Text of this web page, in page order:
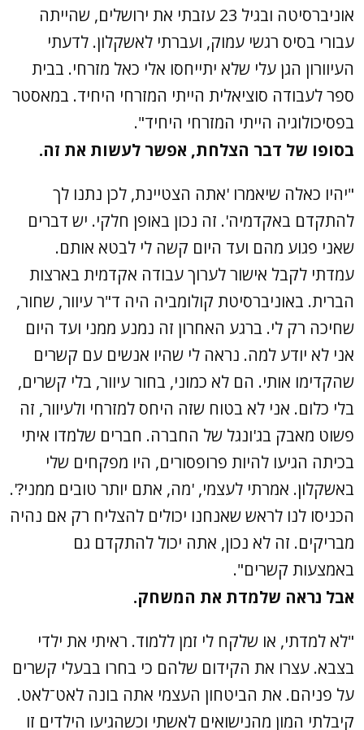
אוניברסיטה ובגיל 23 עזבתי את ירושלים, שהייתה
עבורי בסיס רגשי עמוק, ועברתי לאשקלון. לדעתי
העיוורון הגן עלי שלא יתייחסו אלי כאל מזרחי. בבית
ספר לעבודה סוציאלית הייתי המזרחי היחיד. במאסטר
בפסיכולוגיה הייתי המזרחי היחיד".
בסופו של דבר הצלחת, אפשר לעשות את זה.
"יהיו כאלה שיאמרו 'אתה הצטיינת, לכן נתנו לך
להתקדם באקדמיה'. זה נכון באופן חלקי. יש דברים
שאני פגוע מהם ועד היום קשה לי לבטא אותם.
עמדתי לקבל אישור לערוך עבודה אקדמית בארצות
הברית. באוניברסיטת קולומביה היה ד"ר עיוור, שחור,
שחיכה רק לי. ברגע האחרון זה נמנע ממני ועד היום
אני לא יודע למה. נראה לי שהיו אנשים עם קשרים
שהקדימו אותי. הם לא כמוני, בחור עיוור, בלי קשרים,
בלי כלום. אני לא בטוח שזה היחס למזרחי ולעיוור, זה
פשוט מאבק בג'ונגל של החברה. חברים שלמדו איתי
בכיתה הגיעו להיות פרופסורים, היו מפקחים שלי
באשקלון. אמרתי לעצמי, 'מה, אתם יותר טובים ממני?'.
הכניסו לנו לראש שאנחנו יכולים להצליח רק אם נהיה
מבריקים. זה לא נכון, אתה יכול להתקדם גם
באמצעות קשרים".
אבל נראה שלמדת את המשחק.
"לא למדתי, או שלקח לי זמן ללמוד. ראיתי את ילדי
בצבא. עצרו את הקידום שלהם כי בחרו בבעלי קשרים
על פניהם. את הביטחון העצמי אתה בונה לאט־לאט.
קיבלתי המון מהנישואים לאשתי וכשהגיעו הילדים זו